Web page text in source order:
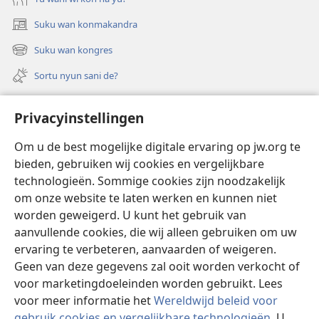
Privacyinstellingen
Om u de best mogelijke digitale ervaring op jw.org te
bieden, gebruiken wij cookies en vergelijkbare
technologieën. Sommige cookies zijn noodzakelijk
om onze website te laten werken en kunnen niet
worden geweigerd. U kunt het gebruik van
aanvullende cookies, die wij alleen gebruiken om uw
ervaring te verbeteren, aanvaarden of weigeren.
Geen van deze gegevens zal ooit worden verkocht of
voor marketingdoeleinden worden gebruikt. Lees
voor meer informatie hetWereldwijd beleid voor
Suku wan konmakandra
(opent
nieuw
venster)
Suku wan kongres
(opent
nieuw
venster)
Sortu nyun sani de?
Video’s met audiodescriptie
Suku
Bijdrage
(opent
venster)Waktitoren LIBRARY TAPU INTERNET™
(opent
nieuw
venster)JW Hub ®
(opent
nieuw